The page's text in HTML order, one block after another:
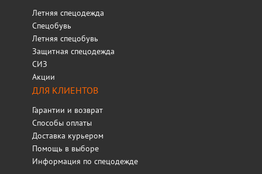
Летняя спецодежда
Спецобувь
Летняя спецобувь
Защитная спецодежда
СИЗ
Акции
ДЛЯ КЛИЕНТОВ
Гарантии и возврат
Способы оплаты
Доставка курьером
Помощь в выборе
Информация по спецодежде